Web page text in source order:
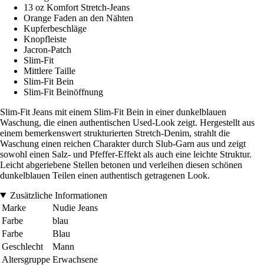
13 oz Komfort Stretch-Jeans
Orange Faden an den Nähten
Kupferbeschläge
Knopfleiste
Jacron-Patch
Slim-Fit
Mittlere Taille
Slim-Fit Bein
Slim-Fit Beinöffnung
Slim-Fit Jeans mit einem Slim-Fit Bein in einer dunkelblauen
Waschung, die einen authentischen Used-Look zeigt. Hergestellt aus
einem bemerkenswert strukturierten Stretch-Denim, strahlt die
Waschung einen reichen Charakter durch Slub-Garn aus und zeigt
sowohl einen Salz- und Pfeffer-Effekt als auch eine leichte Struktur.
Leicht abgeriebene Stellen betonen und verleihen diesen schönen
dunkelblauen Teilen einen authentisch getragenen Look.
Zusätzliche Informationen
Marke
Nudie Jeans
Farbe
blau
Farbe
Blau
Geschlecht
Mann
Altersgruppe Erwachsene